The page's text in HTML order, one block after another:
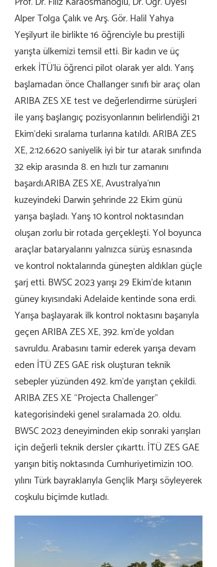
Alper Tolga Çalık ve Arş. Gör. Halil Yahya
Yeşilyurt ile birlikte 16 öğrenciyle bu prestijli
yarışta ülkemizi temsil etti. Bir kadın ve üç
erkek İTÜ’lü öğrenci pilot olarak yer aldı. Yarış
başlamadan önce Challanger sınıfı bir araç olan
ARIBA ZES XE test ve değerlendirme sürüşleri
ile yarış başlangıç pozisyonlarının belirlendiği 21
Ekim’deki sıralama turlarına katıldı. ARIBA ZES
XE, 2:12.6620 saniyelik iyi bir tur atarak sınıfında
32 ekip arasında 8. en hızlı tur zamanını
başardı.ARIBA ZES XE, Avustralya’nın
kuzeyindeki Darwin şehrinde 22 Ekim günü
yarışa başladı. Yarış 10 kontrol noktasından
oluşan zorlu bir rotada gerçekleşti. Yol boyunca
araçlar bataryalarını yalnızca sürüş esnasında
ve kontrol noktalarında güneşten aldıkları güçle
şarj etti. BWSC 2023 yarışı 29 Ekim’de kıtanın
güney kıyısındaki Adelaide kentinde sona erdi.
Yarışa başlayarak ilk kontrol noktasını başarıyla
geçen ARIBA ZES XE, 392. km’de yoldan
savruldu. Arabasını tamir ederek yarışa devam
eden İTÜ ZES GAE risk oluşturan teknik
sebepler yüzünden 492. km’de yarıştan çekildi.
ARIBA ZES XE “Projecta Challenger”
kategorisindeki genel sıralamada 20. oldu.
BWSC 2023 deneyiminden ekip sonraki yarışları
için değerli teknik dersler çıkarttı. İTÜ ZES GAE
yarışın bitiş noktasında Cumhuriyetimizin 100.
yılını Türk bayraklarıyla Gençlik Marşı söyleyerek
coşkulu biçimde kutladı.